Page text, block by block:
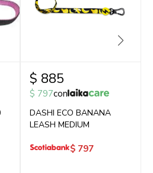
$ 885
$ 797con
DASHI ECO BANANA
LEASH MEDIUM
$ 797